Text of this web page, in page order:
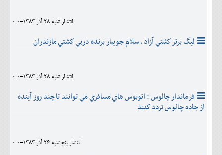
انتشار:شنبه 28 آذر 1383-0:0
ليگ برتر كشتي آزاد ، سلام جويبار برنده دربي كشتي مازندران
انتشار:شنبه 28 آذر 1383-0:0
فرماندار چالوس : اتوبوس هاي مسافري مي توانند تا چند روز آينده
از جاده چالوس تردد كنند
انتشار:پنجشنبه 26 آذر 1383-0:0